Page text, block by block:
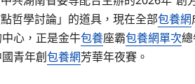
哲學討論」的道具，現在全部包養網
心，正是金牛包養座霸包養網單次
青年創包養網芳華年夜賽。